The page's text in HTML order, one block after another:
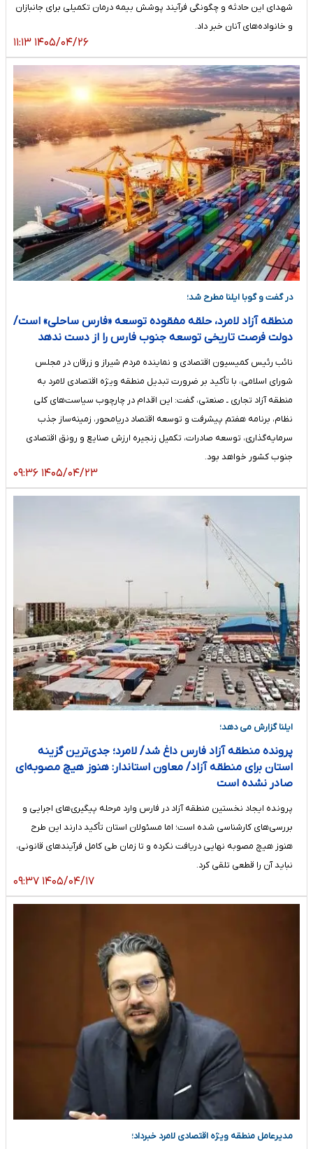
شهدای این حادثه و چگونگی فرآیند پوشش بیمه درمان تکمیلی برای جانبازان
و خانواده‌های آنان خبر داد.
۱۴۰۵/۰۴/۲۶ ۱۱:۱۳
در گفت و گو‌با ایلنا مطرح شد؛
منطقه آزاد لامرد، حلقه مفقوده توسعه «فارس ساحلی» است/
دولت فرصت تاریخی توسعه جنوب فارس را از دست ندهد
نائب رئیس کمیسیون اقتصادی و نماینده مردم شیراز و زرقان در مجلس
شورای اسلامی، با تأکید بر ضرورت تبدیل منطقه ویژه اقتصادی لامرد به
منطقه آزاد تجاری ـ صنعتی، گفت: این اقدام در چارچوب سیاست‌های کلی
نظام، برنامه هفتم پیشرفت و توسعه اقتصاد دریامحور، زمینه‌ساز جذب
سرمایه‌گذاری، توسعه صادرات، تکمیل زنجیره ارزش صنایع و رونق اقتصادی
جنوب کشور خواهد بود.
۱۴۰۵/۰۴/۲۳ ۰۹:۳۶
ایلنا گزارش می دهد؛
پرونده منطقه آزاد فارس داغ شد/ لامرد؛ جدی‌ترین گزینه
استان برای منطقه آزاد/ معاون استاندار: هنوز هیچ مصوبه‌ای
صادر نشده است
پرونده ایجاد نخستین منطقه آزاد در فارس وارد مرحله پیگیری‌های اجرایی و
بررسی‌های کارشناسی شده است؛ اما مسئولان استان تأکید دارند این طرح
هنوز هیچ مصوبه نهایی دریافت نکرده و تا زمان طی کامل فرآیندهای قانونی،
نباید آن را قطعی تلقی کرد.
۱۴۰۵/۰۴/۱۷ ۰۹:۳۷
مدیرعامل منطقه ویژه اقتصادی لامرد خبرداد؛